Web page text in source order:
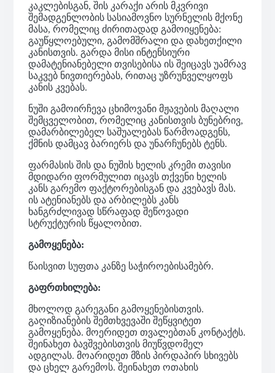
კაკლებისგან, შის კარაქი არის მკვრივი
შემადგენლობის სასიამოვნო სურნელის მქონე
მასა, რომელიც ძირითადად გამოიყენება:
გაუწყლოებული, გამომშრალი და დახეთქილი
კანისთვის. გარდა მისი ინტენსიური
დამატენიანებელი თვისებისა ის შეიცავს უამრავ
საკვებ ნივთიერებას, რითაც უზრუნველყოფს
კანის კვებას.
ნუში გამოირჩევა ცხიმოვანი მჟავების მაღალი
შემცველობით, რომელიც კანისთვის ბუნებრივ,
დამარბილებელ საშუალებას წარმოადგენს,
ქმნის დამცავ ბარიერს და უნარჩუნებს ტენს.
ფარმასის შის და ნუშის ხელის კრემი თავისი
მდიდარი ფორმულით იცავს თქვენი ხელის
კანს გარემო ფაქტორებისგან და კვებავს მას.
ის ატენიანებს და არბილებს კანს
ხანგრძლივად სწრაფად შეწოვადი
სტრუქტურის წყალობით.
გამოყენება:
წაისვით სუფთა კანზე საჭიროებისამებრ.
გაფრთხილება:
მხოლოდ გარეგანი გამოყენებისთვის.
გაღიზიანების შემთხვევაში შეწყვიტეთ
გამოყენება. მოერიდეთ თვალებთან კონტაქტს.
შეინახეთ ბავშვებისთვის მიუწვდომელ
ადგილას. მოარიდეთ მზის პირდაპირ სხივებს
და ცხელ გარემოს. შეინახეთ ოთახის